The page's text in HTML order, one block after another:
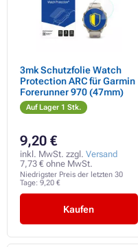
3mk Schutzfolie Watch
Protection ARC für Garmin
Forerunner 970 (47mm)
Auf Lager 1 Stk.
9,20 €
inkl. MwSt. zzgl. Versand
7,73 € ohne MwSt.
Niedrigster Preis der letzten 30
Tage: 9,20 €
Kaufen